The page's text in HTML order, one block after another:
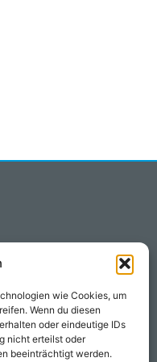
wie Cookies, um
Wenn du diesen
oder eindeutige IDs
nicht erteilst oder
beeinträchtigt werden.
(EU)